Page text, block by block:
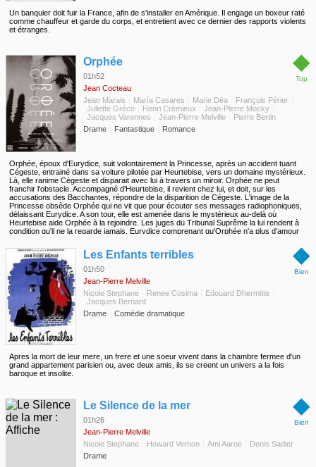
Un banquier doit fuir la France, afin de s'installer en Amérique. Il engage un boxeur raté
comme chauffeur et garde du corps, et entretient avec ce dernier des rapports violents
et étranges.
◆
Top
Orphée
01h52
Jean Cocteau
Jean Marais
María Casares Marie Déa
François Périer
Juliette Gréco
Henri Crémieux
Jean-Pierre Mocky
Jacques Varennes
Jean-Pierre Melville
Pierre Bertin
Drame
Fantastique Romance
Orphée, époux d'Eurydice, suit volontairement la Princesse, après un accident tuant
Cégeste, entrainé dans sa voiture pilotée par Heurtebise, vers un domaine mystérieux.
Là, elle ranime Cégeste et disparait avec lui à travers un miroir. Orphée ne peut
franchir l'obstacle. Accompagné d'Heurtebise, il revient chez lui, et doit, sur les
accusations des Bacchantes, répondre de la disparition de Cégeste. L'image de la
Princesse obsède Orphée qui ne vit que pour écouter ses messages radiophoniques,
délaissant Eurydice. A son tour, elle est amenée dans le mystérieux au-delà où
Heurtebise aide Orphée à la rejoindre. Les juges du Tribunal Suprême la lui rendent à
condition qu'il ne la regarde jamais. Eurydice comprenant qu'Orphée n'a plus d'amour
A ce moment, les Bacchantes font irruption chez Orphée qui est tué net au cours d'une
bagarre. Sacrifiant son amour qu'elle sait impossible, la Princesse ordonne à
Heurtebise et Cégeste de tuer Orphée pour le ramener mort à la vie aux côtés
d'Eurydice.
◆
Bien
Les Enfants terribles
01h50
Jean-Pierre Melville
Nicole Stephane
Renee Cosima
Edouard Dhermitte
Jacques Bernard
Drame
Comédie dramatique
Apres la mort de leur mere, un frere et une soeur vivent dans la chambre fermee d'un
grand appartement parisien ou, avec deux amis, ils se creent un univers a la fois
baroque et insolite.
◆
Bien
Le Silence de la mer
01h26
Jean-Pierre Melville
Nicole Stephane
Howard Vernon Ami Aaroe
Denis Sadier
Drame